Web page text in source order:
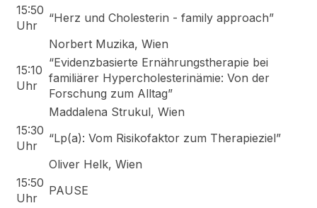
15:50
Uhr
“Herz und Cholesterin - family approach”
Norbert Muzika, Wien
15:10
Uhr
“Evidenzbasierte Ernährungstherapie bei
familiärer Hypercholesterinämie: Von der
Forschung zum Alltag”
Maddalena Strukul, Wien
15:30
Uhr
“Lp(a): Vom Risikofaktor zum Therapieziel”
Oliver Helk, Wien
15:50
Uhr
PAUSE